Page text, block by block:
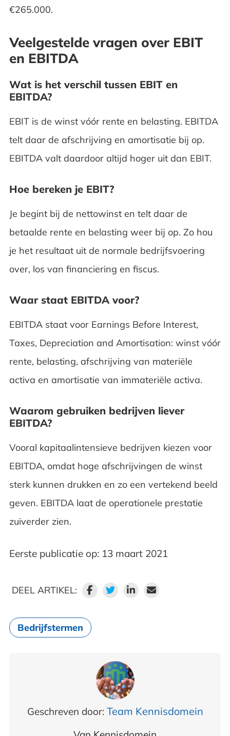
€265.000.
Veelgestelde vragen over EBIT
en EBITDA
Wat is het verschil tussen EBIT en
EBITDA?
EBIT is de winst vóór rente en belasting. EBITDA
telt daar de afschrijving en amortisatie bij op.
EBITDA valt daardoor altijd hoger uit dan EBIT.
Hoe bereken je EBIT?
Je begint bij de nettowinst en telt daar de
betaalde rente en belasting weer bij op. Zo hou
je het resultaat uit de normale bedrijfsvoering
over, los van financiering en fiscus.
Waar staat EBITDA voor?
EBITDA staat voor Earnings Before Interest,
Taxes, Depreciation and Amortisation: winst vóór
rente, belasting, afschrijving van materiële
activa en amortisatie van immateriële activa.
Waarom gebruiken bedrijven liever
EBITDA?
Vooral kapitaalintensieve bedrijven kiezen voor
EBITDA, omdat hoge afschrijvingen de winst
sterk kunnen drukken en zo een vertekend beeld
geven. EBITDA laat de operationele prestatie
zuiverder zien.
Eerste publicatie op: 13 maart 2021
DEEL ARTIKEL:
Bedrijfstermen
Geschreven door: Team Kennisdomein